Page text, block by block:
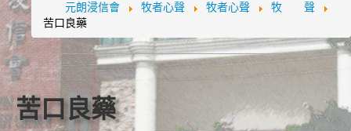
元朗浸信會 牧者心聲 牧者心聲
牧 聲
苦口良藥
苦口良藥